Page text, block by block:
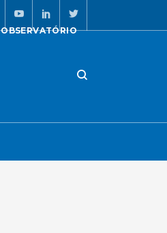
OBSERVATÓRIO